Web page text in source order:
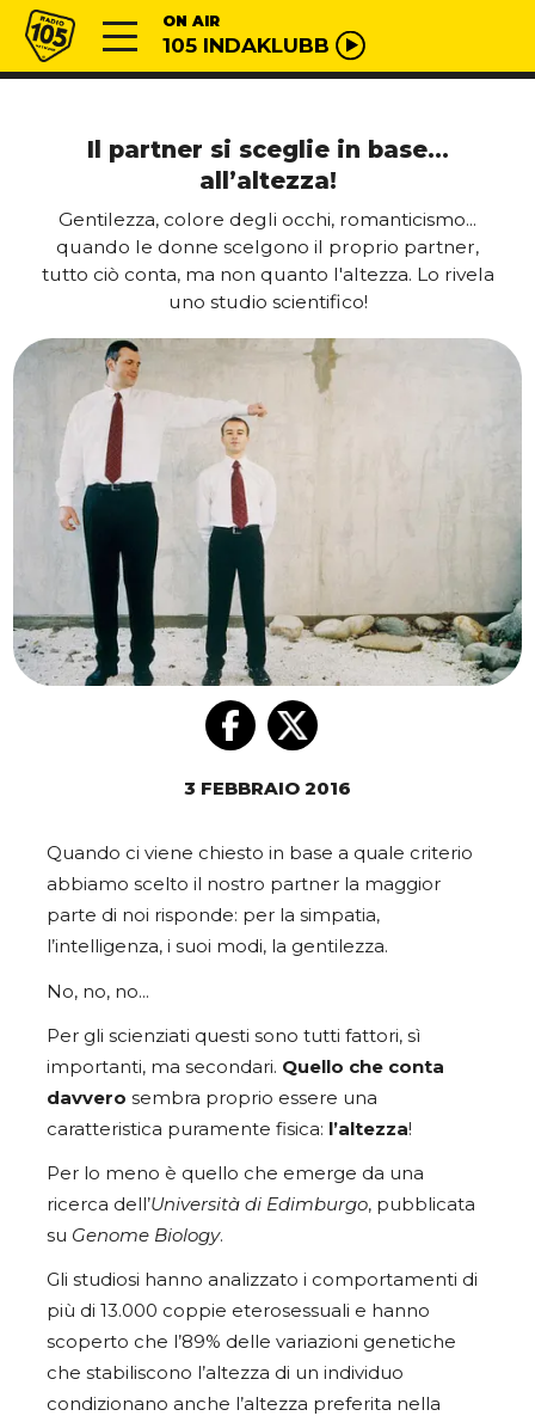
Vai al contenuto
Radio 105 ON AIR
105 INDAKLUBB
Il partner si sceglie in base…
all’altezza!
Gentilezza, colore degli occhi, romanticismo...
quando le donne scelgono il proprio partner,
tutto ciò conta, ma non quanto l'altezza. Lo rivela
uno studio scientifico!
3 FEBBRAIO 2016
Quando ci viene chiesto in base a quale criterio
abbiamo scelto il nostro partner la maggior
parte di noi risponde: per la simpatia,
l’intelligenza, i suoi modi, la gentilezza.
No, no, no…
Per gli scienziati questi sono tutti fattori, sì
importanti, ma secondari. Quello che conta
davvero sembra proprio essere una
caratteristica puramente fisica: l’altezza!
Per lo meno è quello che emerge da una
ricerca dell’Università di Edimburgo, pubblicata
su Genome Biology.
Gli studiosi hanno analizzato i comportamenti di
più di 13.000 coppie eterosessuali e hanno
scoperto che l’89% delle variazioni genetiche
che stabiliscono l’altezza di un individuo
condizionano anche l’altezza preferita nella